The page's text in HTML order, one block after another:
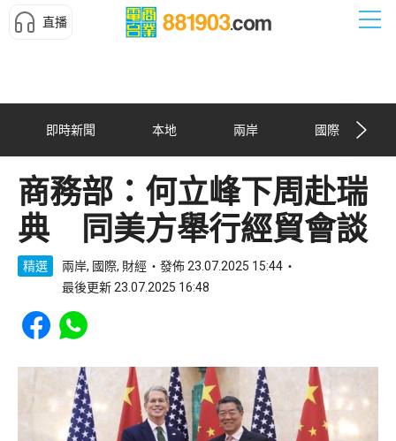
直播
即時新聞 本地 兩岸 國際
商務部：何立峰下周赴瑞
典 同美方舉行經貿會談
精選 兩岸, 國際, 財經
發佈 23.07.2025 15:44
最後更新 23.07.2025 16:48
Share to Facebook
Share to WhatsApp